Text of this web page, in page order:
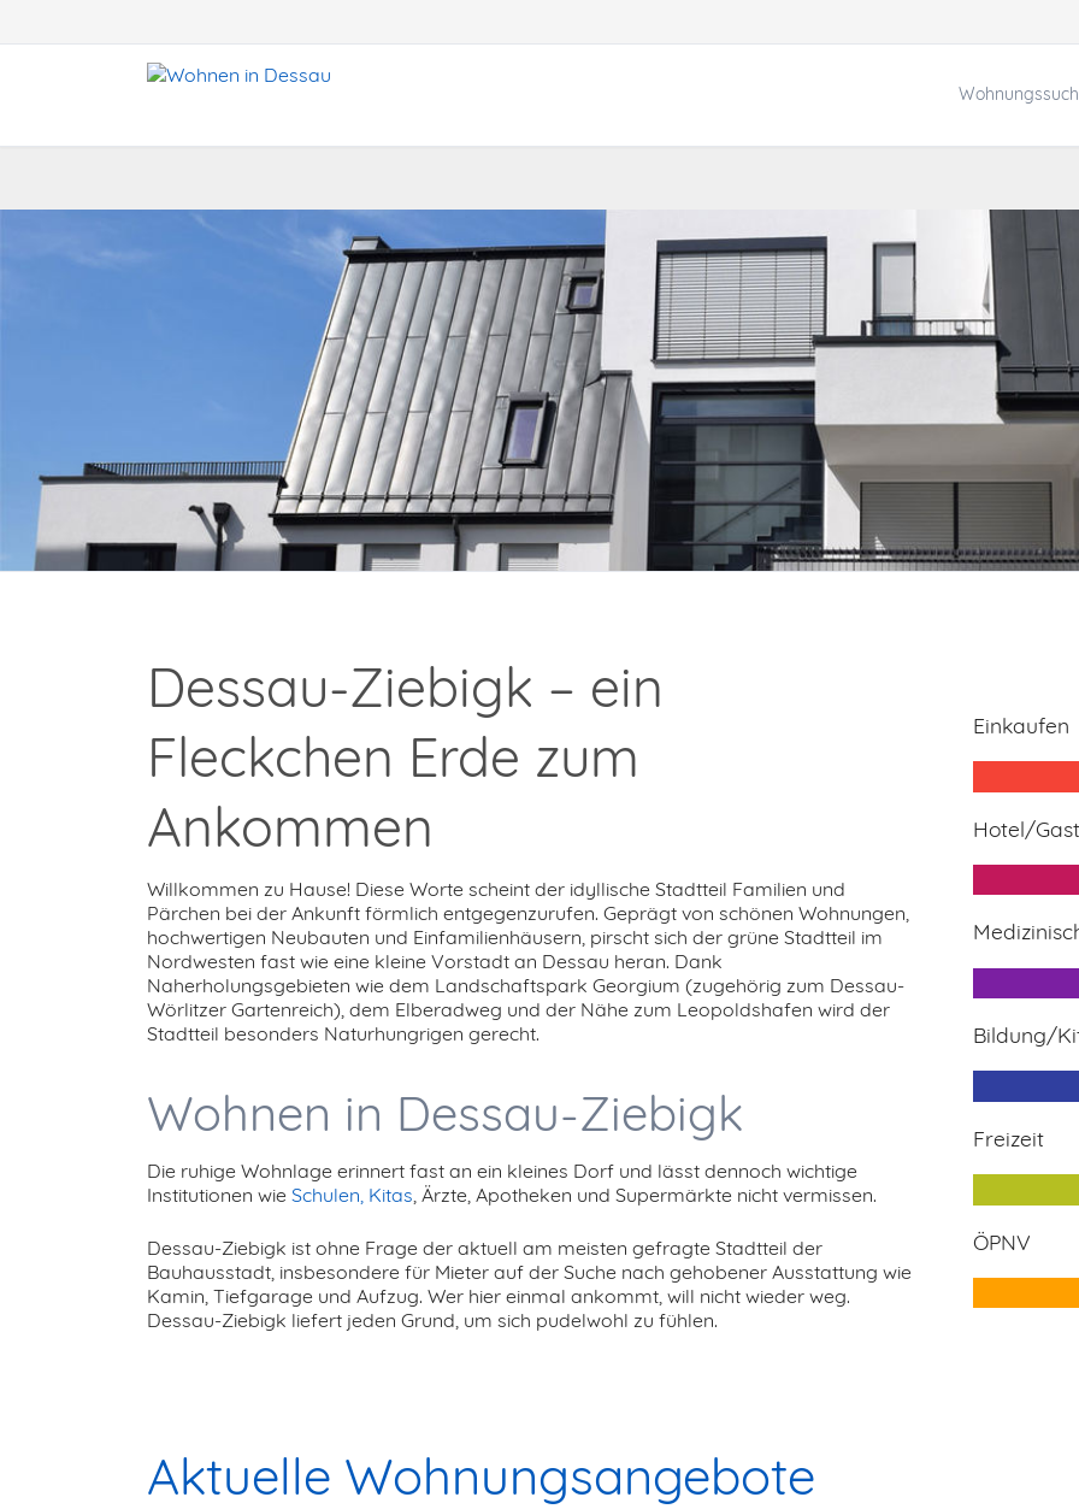
icon-search-button
icon-contactform-button
telefon-headeremail-header
Dessau-Ziebigk – ein
Fleckchen Erde zum
Ankommen
Willkommen zu Hause! Diese Worte scheint der idyllische Stadtteil Familien und
Pärchen bei der Ankunft förmlich entgegenzurufen. Geprägt von schönen Wohnungen,
hochwertigen Neubauten und Einfamilienhäusern, pirscht sich der grüne Stadtteil im
Nordwesten fast wie eine kleine Vorstadt an Dessau heran. Dank
Naherholungsgebieten wie dem Landschaftspark Georgium (zugehörig zum Dessau-
Wörlitzer Gartenreich), dem Elberadweg und der Nähe zum Leopoldshafen wird der
Stadtteil besonders Naturhungrigen gerecht.
Wohnen in Dessau-Ziebigk
Die ruhige Wohnlage erinnert fast an ein kleines Dorf und lässt dennoch wichtige
Institutionen wie Schulen, Kitas, Ärzte, Apotheken und Supermärkte nicht vermissen.
Dessau-Ziebigk ist ohne Frage der aktuell am meisten gefragte Stadtteil der
Bauhausstadt, insbesondere für Mieter auf der Suche nach gehobener Ausstattung wie
Kamin, Tiefgarage und Aufzug. Wer hier einmal ankommt, will nicht wieder weg.
Dessau-Ziebigk liefert jeden Grund, um sich pudelwohl zu fühlen.
Einkaufen
Hotel/
Bildung/
Freizeit
ÖPNV
Aktuelle Wohnungsangebote